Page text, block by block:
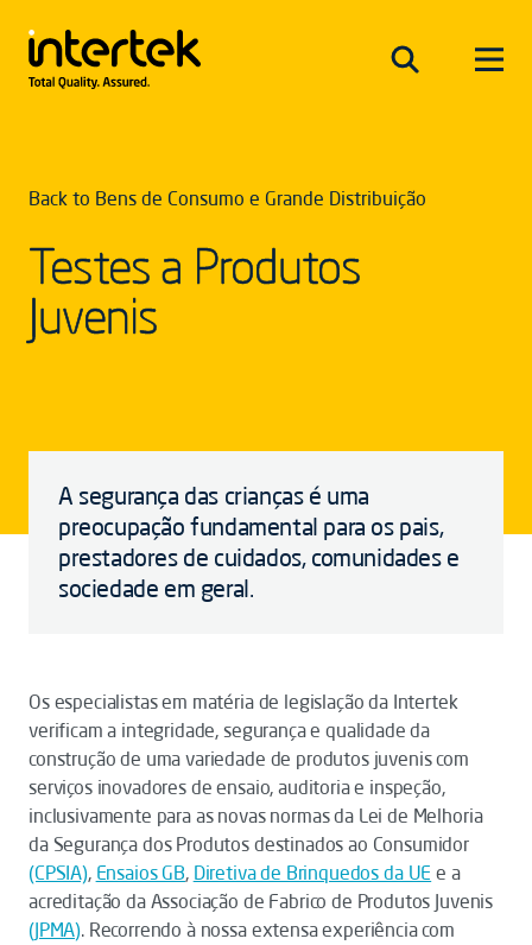
Back to Bens de Consumo e Grande Distribuição
Testes a Produtos
Juvenis
A segurança das crianças é uma
preocupação fundamental para os pais,
prestadores de cuidados, comunidades e
sociedade em geral.
Os especialistas em matéria de legislação da Intertek
verificam a integridade, segurança e qualidade da
construção de uma variedade de produtos juvenis com
serviços inovadores de ensaio, auditoria e inspeção,
inclusivamente para as novas normas da Lei de Melhoria
da Segurança dos Produtos destinados ao Consumidor
(CPSIA), Ensaios GB, Diretiva de Brinquedos da UE e a
acreditação da Associação de Fabrico de Produtos Juvenis
(JPMA). Recorrendo à nossa extensa experiência com